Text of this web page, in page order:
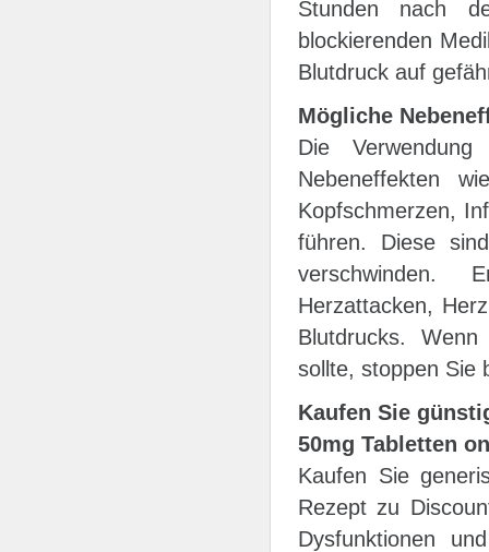
Stunden nach
blockierenden
Blutdruck auf
Mögliche
Die
Nebeneffekten
Kopfschmerzen,
führen. Diese
verschwinden.
Herzattacken,
Blutdrucks.
sollte, stoppen Sie
Kaufen Sie
50mg Tabletten
Kaufen Sie
Rezept zu
Dysfunktionen